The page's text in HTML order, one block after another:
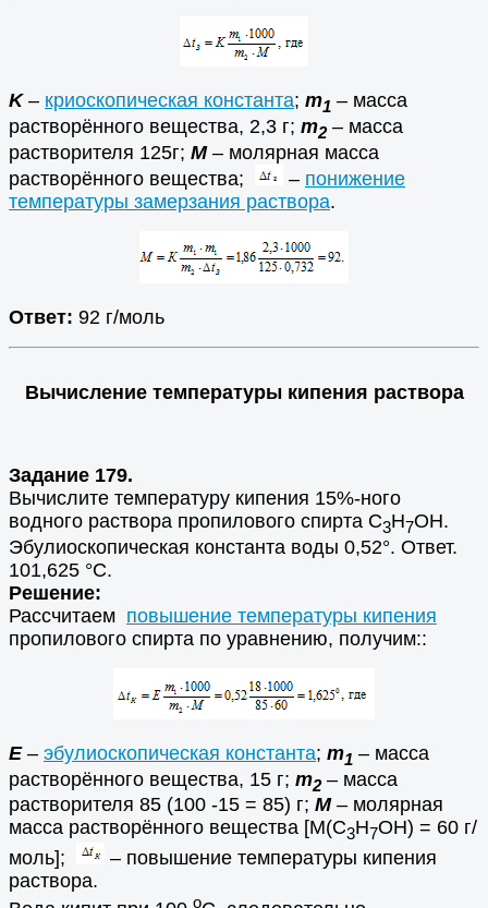
K – криоскопическая константа; m1 – масса
растворённого вещества, 2,3 г; m2 – масса
растворителя 125г; М– молярная масса
растворённого вещества;
– понижение
температуры замерзания раствора.
Ответ: 92 г/моль
Вычисление температуры кипения раствора
Задание 179.
Вычислите температуру кипения 15%-ного
водного раствора пропилового спирта С3Н7ОН.
Эбулиоскопическая константа воды 0,52°. Ответ.
101,625 °С.
Решение:
Рассчитаем повышение температуры кипения
пропилового спирта по уравнению, получим::
Е – эбулиоскопическая константа; m1 – масса
растворённого вещества, 15 г; m2 – масса
растворителя 85 (100 -15 = 85) г; М– молярная
масса растворённого вещества [М(С3Н7ОН) = 60 г/
моль];
– повышение температуры кипения
раствора.
о